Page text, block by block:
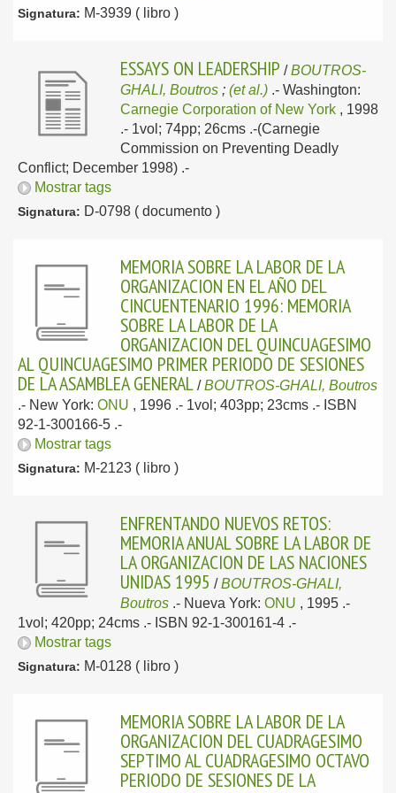
Signatura: M-3939 ( libro )
ESSAYS ON LEADERSHIP /BOUTROS-
GHALI, Boutros ; (et al.) .- Washington:
Carnegie Corporation of New York , 1998
.- 1vol; 74pp; 26cms .-(Carnegie
Commission on Preventing Deadly
Conflict; December 1998) .-
Mostrar tags
Signatura: D-0798 ( documento )
MEMORIA SOBRE LA LABOR DE LA
ORGANIZACION EN EL AÑO DEL
CINCUENTENARIO 1996: MEMORIA
SOBRE LA LABOR DE LA
ORGANIZACION DEL QUINCUAGESIMO
AL QUINCUAGESIMO PRIMER PERIODO DE SESIONES
DE LA ASAMBLEA GENERAL /BOUTROS-GHALI, Boutros
.- New York: ONU , 1996 .- 1vol; 403pp; 23cms .- ISBN
92-1-300166-5 .-
Mostrar tags
Signatura: M-2123 ( libro )
ENFRENTANDO NUEVOS RETOS:
MEMORIA ANUAL SOBRE LA LABOR DE
LA ORGANIZACION DE LAS NACIONES
UNIDAS 1995 /BOUTROS-GHALI,
Boutros .- Nueva York: ONU , 1995 .-
1vol; 420pp; 24cms .- ISBN 92-1-300161-4 .-
Mostrar tags
Signatura: M-0128 ( libro )
MEMORIA SOBRE LA LABOR DE LA
ORGANIZACION DEL CUADRAGESIMO
SEPTIMO AL CUADRAGESIMO OCTAVO
PERIODO DE SESIONES DE LA